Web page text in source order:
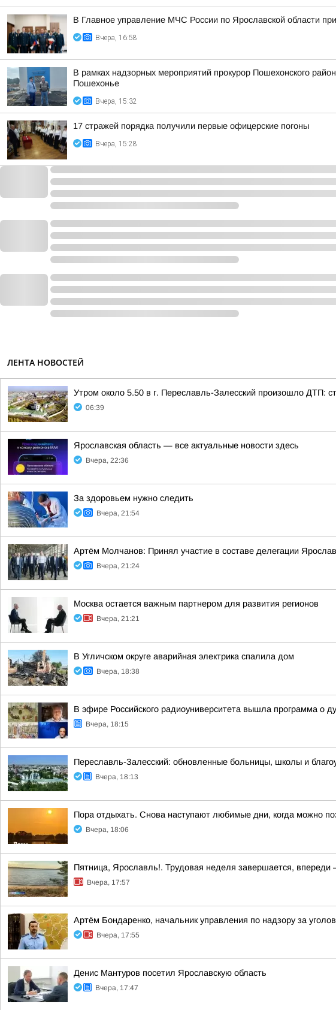
В Главное управление МЧС России по Ярославской области
Вчера, 16:58
В рамках надзорных мероприятий прокурор Пошехонского
Пошехонье
Вчера, 15:32
17 стражей порядка получили первые офицерские погоны
Вчера, 15:28
ЛЕНТА НОВОСТЕЙ
Утром около 5.50 в г. Переславль-Залесский произошло ДТП:
06:39
Ярославская область — все актуальные новости здесь
Вчера, 22:36
За здоровьем нужно следить
Вчера, 21:54
Артём Молчанов: Принял участие в составе делегации
Вчера, 21:24
Москва остается важным партнером для развития регионов
Вчера, 21:21
В Угличском округе аварийная электрика спалила дом
Вчера, 18:38
В эфире Российского радиоуниверситета вышла программа о
Вчера, 18:15
Переславль-Залесский: обновленные больницы, школы и
Вчера, 18:13
Пора отдыхать. Снова наступают любимые дни, когда можно
Вчера, 18:06
Пятница, Ярославль!. Трудовая неделя завершается,
Вчера, 17:57
Артём Бондаренко, начальник управления по надзору за
Вчера, 17:55
Денис Мантуров посетил Ярославскую область
Вчера, 17:47